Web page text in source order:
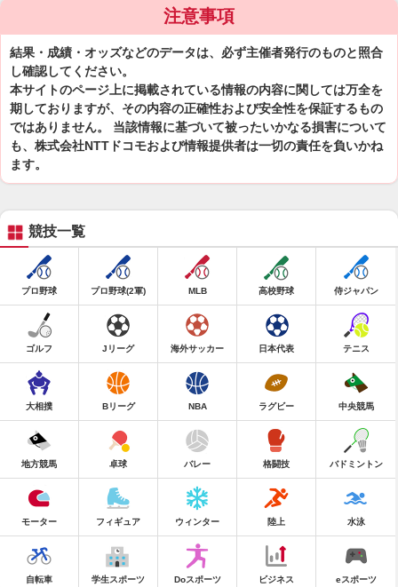
注意事項
結果・成績・オッズなどのデータは、必ず主催者発行のものと照合
し確認してください。
本サイトのページ上に掲載されている情報の内容に関しては万全を
期しておりますが、その内容の正確性および安全性を保証するもの
ではありません。 当該情報に基づいて被ったいかなる損害について
も、株式会社NTTドコモおよび情報提供者は一切の責任を負いかね
ます。
競技一覧
プロ野球 プロ野球(2軍) MLB 高校野球 侍ジャパン
ゴルフ Jリーグ 海外サッカー 日本代表 テニス
大相撲 Bリーグ NBA ラグビー 中央競馬
地方競馬 卓球 バレー 格闘技 バドミントン
モーター フィギュア ウィンター 陸上 水泳
自転車 学生スポーツ Doスポーツ ビジネス eスポーツ